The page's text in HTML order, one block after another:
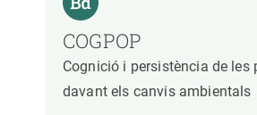
LIDERATGE CREAF LIDERATGE
COGPOP
Cognició i persistència de les
davant els canvis ambientals